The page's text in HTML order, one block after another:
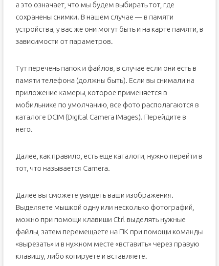
а это означает, что мы будем выбирать тот, где
сохранены снимки. В нашем случае — в памяти
устройства, у вас же они могут быть и на карте памяти, в
зависимости от параметров.
Тут перечень папок и файлов, в случае если они есть в
памяти телефона (должны быть). Если вы снимали на
приложение камеры, которое применяется в
мобильнике по умолчанию, все фото располагаются в
каталоге DCIM (Digital Camera IMages). Перейдите в
него.
Далее, как правило, есть еще каталоги, нужно перейти в
тот, что называется Camera.
Далее вы сможете увидеть ваши изображения.
Выделяете мышкой одну или несколько фотографий,
можно при помощи клавиши Ctrl выделять нужные
файлы, затем перемещаете на ПК при помощи команды
«вырезать» и в нужном месте «вставить» через правую
клавишу, либо копируете и вставляете.